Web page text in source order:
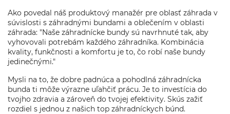
Ako povedal náš produktový manažér pre oblasť záhrada v
súvislosti s záhradnými bundami a oblečením v oblasti
záhrada: "Naše záhradnícke bundy sú navrhnuté tak, aby
vyhovovali potrebám každého záhradníka. Kombinácia
kvality, funkčnosti a komfortu je to, čo robí naše bundy
jedinečnými."
Mysli na to, že dobre padnúca a pohodlná záhradnícka
bunda ti môže výrazne uľahčiť prácu. Je to investícia do
tvojho zdravia a zároveň do tvojej efektivity. Skús zažiť
rozdiel s jednou z našich top záhradníckych búnd.